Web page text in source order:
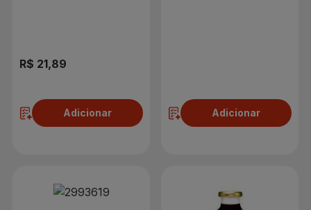
R$ 21,89
Adicionar Adicionar